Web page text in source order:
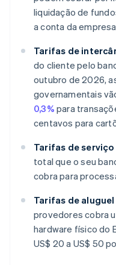
liquidação de
a conta da
Tarifas de
do cliente pelo
outubro de 2026,
governamentais
0,3% para
centavos para
Tarifas de
total que o seu
cobra para
Tarifas de
provedores cobra
hardware físico do
US$ 20 a US$ 50